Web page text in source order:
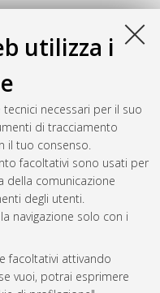
utilizza i
necessari per il suo
di tracciamento
il tuo consenso.
facoltativi sono usati per
della comunicazione
degli utenti.
navigazione solo con i
facoltativi attivando
vuoi, potrai esprimere
and metabolic
Alma Mater Studiorum
in
ilSun Aug 9 20:35:39 2026